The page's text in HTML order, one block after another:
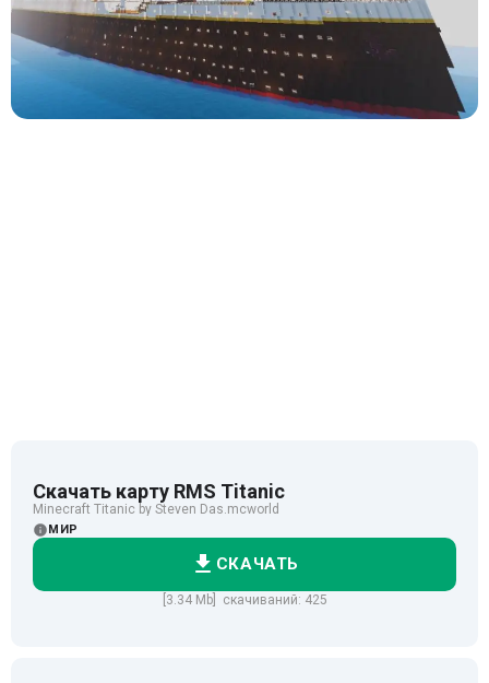
Скачать карту RMS Titanic
Minecraft Titanic by Steven Das.mcworld
МИР
СКАЧАТЬ
[3.34 Mb] скачиваний: 425